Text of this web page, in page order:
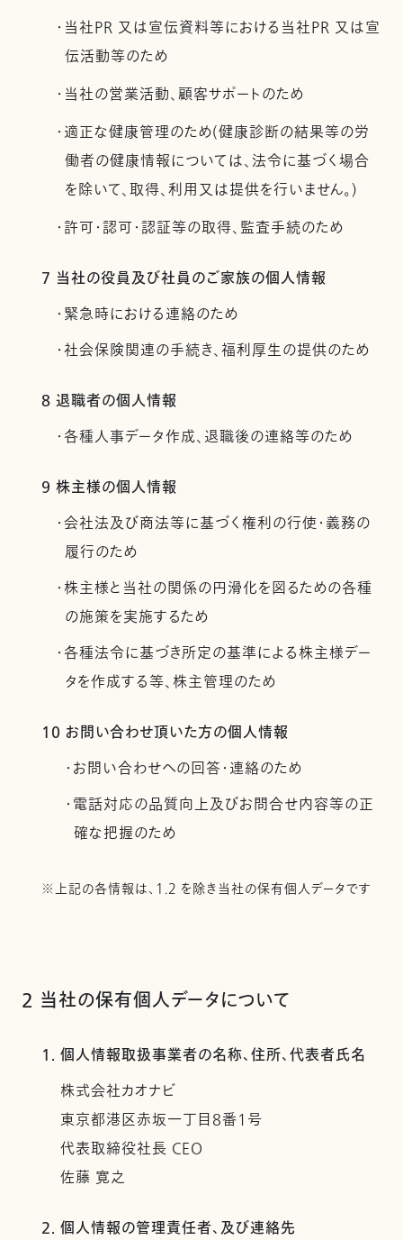
・当社PR 又は宣伝資料等における当社PR 又は宣
伝活動等のため
・当社の営業活動、顧客サポートのため
・適正な健康管理のため(健康診断の結果等の労
働者の健康情報については、法令に基づく場合
を除いて、取得、利用又は提供を行いません。)
・許可・認可・認証等の取得、監査手続のため
7 当社の役員及び社員のご家族の個人情報
・緊急時における連絡のため
・社会保険関連の手続き、福利厚生の提供のため
8 退職者の個人情報
・各種人事データ作成、退職後の連絡等のため
9 株主様の個人情報
・会社法及び商法等に基づく権利の行使・義務の
履行のため
・株主様と当社の関係の円滑化を図るための各種
の施策を実施するため
・各種法令に基づき所定の基準による株主様デー
タを作成する等、株主管理のため
10 お問い合わせ頂いた方の個人情報
・お問い合わせへの回答・連絡のため
・電話対応の品質向上及びお問合せ内容等の正
確な把握のため
※上記の各情報は、1.2 を除き当社の保有個人データです
2 当社の保有個人データについて
1. 個人情報取扱事業者の名称、住所、代表者氏名
株式会社カオナビ
東京都港区赤坂一丁目8番1号
代表取締役社長 CEO
佐藤 寛之
2. 個人情報の管理責任者、及び連絡先